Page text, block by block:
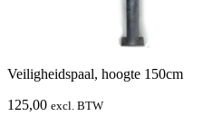
Veiligheidspaal, hoogte 150cm
125,00 excl. BTW